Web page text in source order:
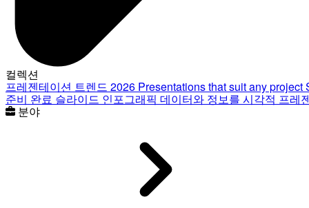
컬렉션
프레젠테이션 트렌드 2026 Presentations that suit any project
준비 완료 슬라이드 인포그래픽 데이터와 정보를 시각적 프레
분야